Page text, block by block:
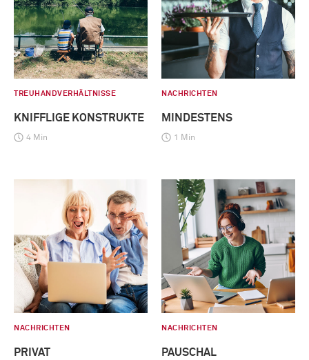
TREUHANDVERHÄLTNISSE
KNIFFLIGE KONSTRUKTE
4 Min
NACHRICHTEN
MINDESTENS
1 Min
NACHRICHTEN
PRIVAT
NACHRICHTEN
PAUSCHAL